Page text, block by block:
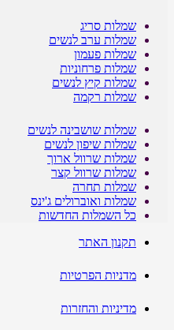
שמלות סריג
שמלות ערב לנשים
שמלות פעמון
שמלות פרחוניות
שמלות קיץ לנשים
שמלות רקמה
שמלות שושבינה לנשים
שמלות שיפון לנשים
שמלות שרוול ארוך
שמלות שרוול קצר
שמלות תחרה
שמלות ואוברולים ג'ינס
כל השמלות החדשות
תקנון האתר
מדניות הפרטיות
מדיניות והחזרות